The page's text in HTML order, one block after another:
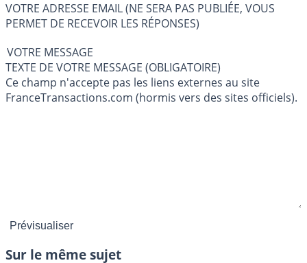
VOTRE ADRESSE EMAIL (NE SERA PAS PUBLIÉE, VOUS
PERMET DE RECEVOIR LES RÉPONSES)
VOTRE MESSAGE
TEXTE DE VOTRE MESSAGE (OBLIGATOIRE)
Ce champ n'accepte pas les liens externes au site
FranceTransactions.com (hormis vers des sites officiels).